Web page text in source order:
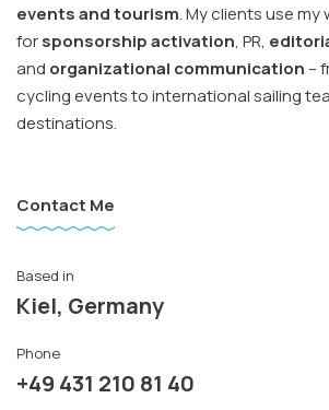
events and tourism. My clients use my
forsponsorship activation, PR,
and organizational communication –
cycling events to international sailing
destinations.
Contact Me
Based in
Kiel, Germany
Phone
+49 431 210 81 40